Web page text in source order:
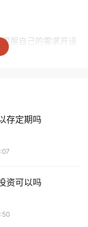
据自己的需求开设
因素：
平台可能允许客户
策略或者管理不同
每个客户只能开设
最好先了解所选择
己的投资需求来决
果你希望将资金分
银，或者希望在不
存定期吗
资可以吗